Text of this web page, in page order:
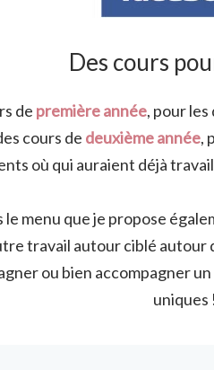
Des cours
de première année, pour
cours de deuxième année,
où qui auraient déjà
le menu que je propose
travail autour ciblé autour
ou bien accompagner
uniques !